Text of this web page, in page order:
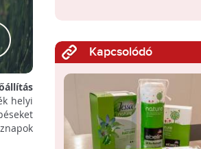
helyi
Kapcsolódó